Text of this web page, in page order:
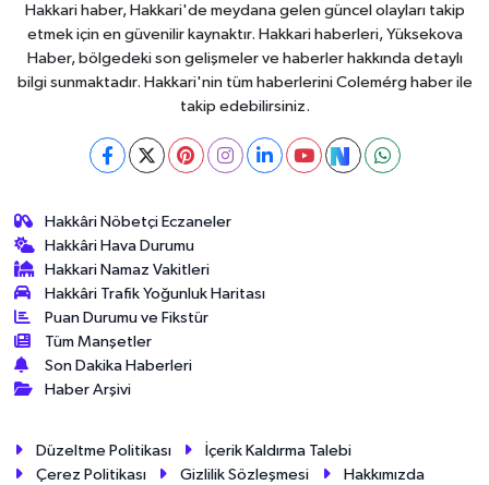
Hakkari haber, Hakkari'de meydana gelen güncel olayları takip
etmek için en güvenilir kaynaktır. Hakkari haberleri, Yüksekova
Haber, bölgedeki son gelişmeler ve haberler hakkında detaylı
bilgi sunmaktadır. Hakkari'nin tüm haberlerini Colemérg haber ile
takip edebilirsiniz.
Hakkâri Nöbetçi Eczaneler
Hakkâri Hava Durumu
Hakkari Namaz Vakitleri
Hakkâri Trafik Yoğunluk Haritası
Puan Durumu ve Fikstür
Tüm Manşetler
Son Dakika Haberleri
Haber Arşivi
Düzeltme Politikası
İçerik Kaldırma Talebi
Çerez Politikası
Gizlilik Sözleşmesi
Hakkımızda